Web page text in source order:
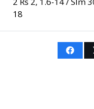
18